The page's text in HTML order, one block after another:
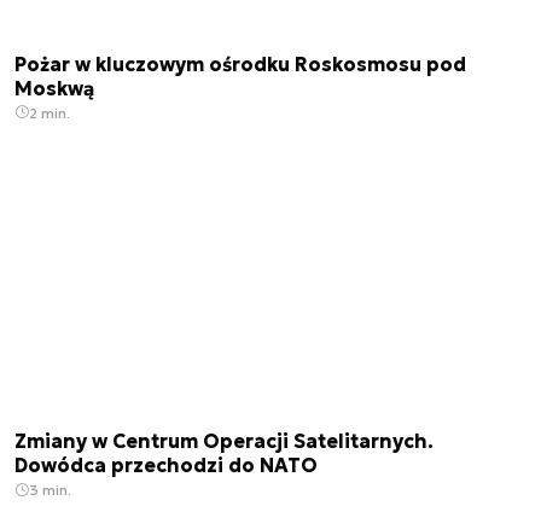
Pożar w kluczowym ośrodku Roskosmosu pod
Moskwą
2 min.
Zmiany w Centrum Operacji Satelitarnych.
Dowódca przechodzi do NATO
3 min.